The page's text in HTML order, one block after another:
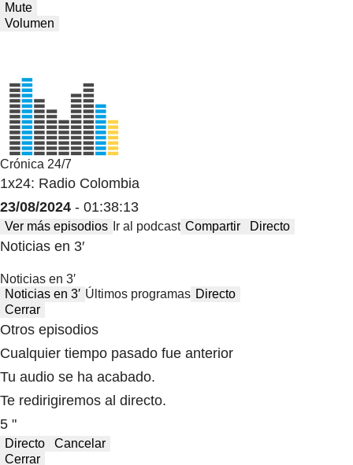
Mute
Volumen
Crónica 24/7
1x24: Radio Colombia
23/08/2024 - 01:38:13
Ver más episodios Ir al podcast Compartir Directo
Noticias en 3′
Noticias en 3′
Noticias en 3′ Últimos programas Directo
Cerrar
Otros episodios
Cualquier tiempo pasado fue anterior
Tu audio se ha acabado.
Te redirigiremos al directo.
5 "
Directo
Cancelar
Cerrar